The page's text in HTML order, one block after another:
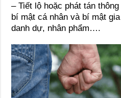
– Tiết lộ hoặc phát tán
bí mật cá nhân và bí mật
danh dự, nhân phẩm….